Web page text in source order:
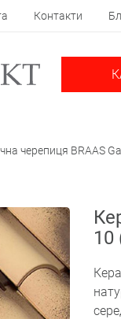
Контакти
черепиця BRAAS
10